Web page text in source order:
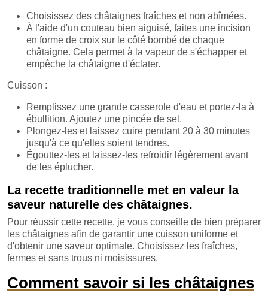
Choisissez des châtaignes fraîches et non abîmées.
À l'aide d'un couteau bien aiguisé, faites une incision
en forme de croix sur le côté bombé de chaque
châtaigne. Cela permet à la vapeur de s'échapper et
empêche la châtaigne d'éclater.
Cuisson :
Remplissez une grande casserole d'eau et portez-la à
ébullition. Ajoutez une pincée de sel.
Plongez-les et laissez cuire pendant 20 à 30 minutes
jusqu'à ce qu'elles soient tendres.
Égouttez-les et laissez-les refroidir légèrement avant
de les éplucher.
La recette traditionnelle met en valeur la
saveur naturelle des châtaignes.
Pour réussir cette recette, je vous conseille de bien préparer
les châtaignes afin de garantir une cuisson uniforme et
d'obtenir une saveur optimale. Choisissez les fraîches,
fermes et sans trous ni moisissures.
Comment savoir si les châtaignes